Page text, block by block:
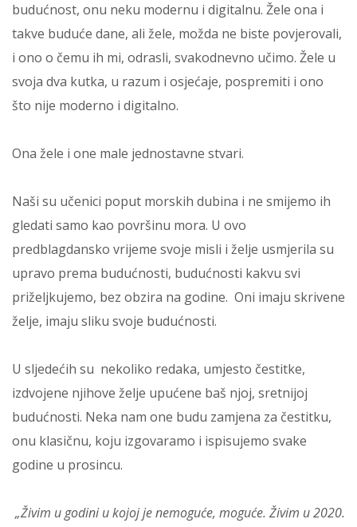
budućnost, onu neku modernu i digitalnu. Žele ona i
takve buduće dane, ali žele, možda ne biste povjerovali,
i ono o čemu ih mi, odrasli, svakodnevno učimo. Žele u
svoja dva kutka, u razum i osjećaje, pospremiti i ono
što nije moderno i digitalno.
Ona žele i one male jednostavne stvari.
Naši su učenici poput morskih dubina i ne smijemo ih
gledati samo kao površinu mora. U ovo
predblagdansko vrijeme svoje misli i želje usmjerila su
upravo prema budućnosti, budućnosti kakvu svi
priželjkujemo, bez obzira na godine. Oni imaju skrivene
želje, imaju sliku svoje budućnosti.
U sljedećih su nekoliko redaka, umjesto čestitke,
izdvojene njihove želje upućene baš njoj, sretnijoj
budućnosti. Neka nam one budu zamjena za čestitku,
onu klasičnu, koju izgovaramo i ispisujemo svake
godine u prosincu.
„Živim u godini u kojoj je nemoguće, moguće. Živim u 2020.